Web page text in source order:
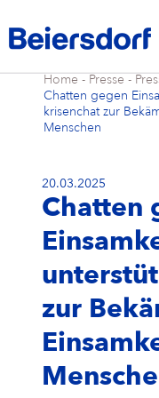
ÜBER UNS
Über uns
Unsere Strategie
Unser Purpose
Unsere Core Values
Unser Management
UNSERE STANDORTE
Unsere Standorte
Beiersdorf Weltweit
Unser Hauptsitz
Unsere Hamburger
UNSERE FORSCHUNG
Unsere Forschung
Unsere Arbeitsweise
Unsere Studien &
UNSERE GESCHICHTE
UNSERE MARKEN
Unsere Marken
NIVEA
Eucerin
Hansaplast /
MARKENGESCHICHTE
NIVEA
STRATEGISCHER
Strategischer Rahmen
Ziele & Ergebnisse
Produkttransparenz
UMWELT
Umwelt
Für das Klima
INKLUSION &
Inklusion &
BERICHTE &
INNOVATIONEN
AKTIE
Home - Presse -
Chatten gegen
krisenchat zur
Menschen
20.03.2025
Chatten
zur